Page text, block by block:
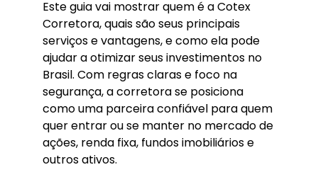
Este guia vai mostrar quem é a Cotex
Corretora, quais são seus principais
serviços e vantagens, e como ela pode
ajudar a otimizar seus investimentos no
Brasil. Com regras claras e foco na
segurança, a corretora se posiciona
como uma parceira confiável para quem
quer entrar ou se manter no mercado de
ações, renda fixa, fundos imobiliários e
outros ativos.